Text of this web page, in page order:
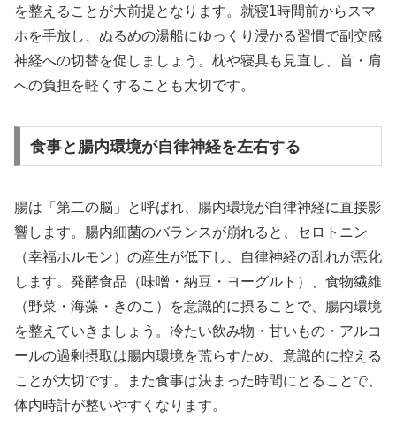
を整えることが大前提となります。就寝1時間前からスマ
ホを手放し、ぬるめの湯船にゆっくり浸かる習慣で副交感
神経への切替を促しましょう。枕や寝具も見直し、首・肩
への負担を軽くすることも大切です。
食事と腸内環境が自律神経を左右する
腸は「第二の脳」と呼ばれ、腸内環境が自律神経に直接影
響します。腸内細菌のバランスが崩れると、セロトニン
（幸福ホルモン）の産生が低下し、自律神経の乱れが悪化
します。発酵食品（味噌・納豆・ヨーグルト）、食物繊維
（野菜・海藻・きのこ）を意識的に摂ることで、腸内環境
を整えていきましょう。冷たい飲み物・甘いもの・アルコ
ールの過剰摂取は腸内環境を荒らすため、意識的に控える
ことが大切です。また食事は決まった時間にとることで、
体内時計が整いやすくなります。